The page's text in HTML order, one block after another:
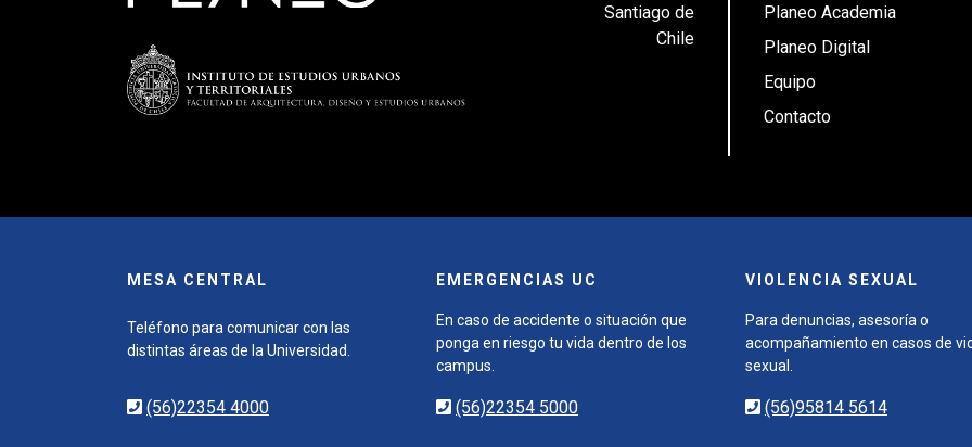
Santiago de
Chile
Planeo Academia
Planeo Digital
Equipo
Contacto
MESA CENTRAL
Teléfono para comunicar con las
distintas áreas de la Universidad.
(56)22354 4000
EMERGENCIAS UC
En caso de accidente o situación que
ponga en riesgo tu vida dentro de los
campus.
(56)22354 5000
VIOLENCIA SEXUAL
Para denuncias, asesoría o
acompañamiento en casos de
sexual.
(56)95814 5614